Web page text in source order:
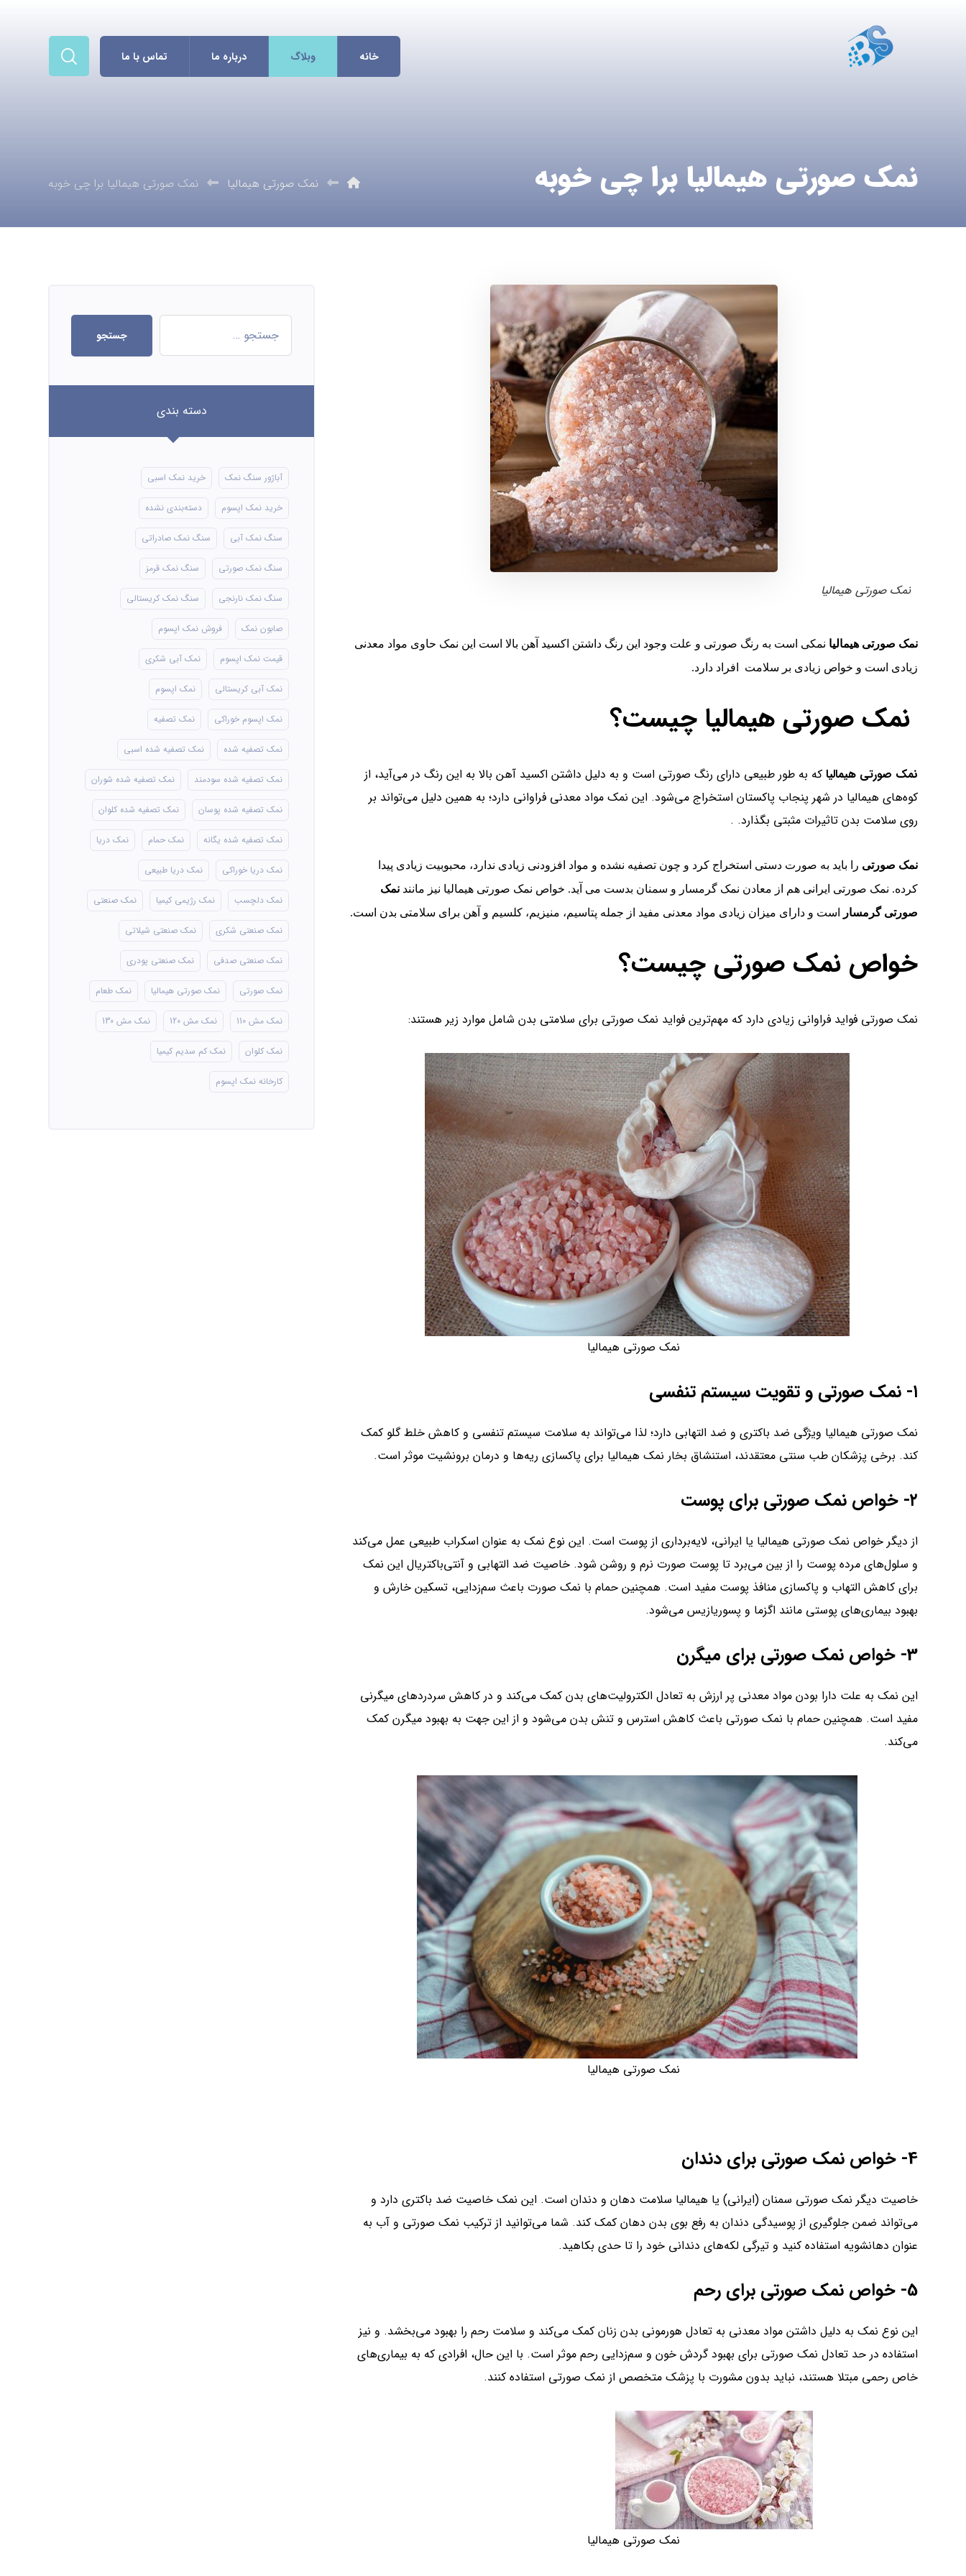
خانه وبلاگ درباره ما تماس با ما
نمک صورتی هیمالیا برا چی خوبه نمک صورتی هیمالیا نمک صورتی هیمالیا برا چی خوبه
نمک صورتی هیمالیا
نمک صورتی هیمالیا نمکی است به رنگ صورتی و علت وجود این رنگ داشتن اکسید آهن بالا است این نمک حاوی مواد معدنی
زیادی است و خواص زیادی بر سلامت افراد دارد.
نمک صورتی هیمالیا چیست؟
نمک صورتی هیمالیا که به طور طبیعی دارای رنگ صورتی است و به دلیل داشتن اکسید آهن بالا به این رنگ در می‌آید، از
کوه‌های هیمالیا در شهر پنجاب پاکستان استخراج می‌شود. این نمک مواد معدنی فراوانی دارد؛ به همین دلیل می‌تواند بر
روی سلامت بدن تاثیرات مثبتی بگذارد. .
نمک صورتی را باید به صورت دستی استخراج کرد و چون تصفیه نشده و مواد افزودنی زیادی ندارد، محبوبیت زیادی پیدا
کرده. نمک صورتی ایرانی هم از معادن نمک گرمسار و سمنان بدست می آید. خواص نمک صورتی هیمالیا نیز مانندنمک
صورتی گرمسار
است و دارای میزان زیادی مواد معدنی مفید از جمله پتاسیم، منیزیم، کلسیم و آهن برای سلامتی بدن است.
خواص نمک صورتی چیست؟
نمک صورتی فواید فراوانی زیادی دارد که مهم‌ترین فواید نمک صورتی برای سلامتی بدن شامل موارد زیر هستند:
نمک صورتی هیمالیا
۱- نمک صورتی و تقویت سیستم تنفسی
نمک صورتی هیمالیا ویژگی ضد باکتری و ضد التهابی دارد؛ لذا می‌تواند به سلامت سیستم تنفسی و کاهش خلط گلو کمک
کند. برخی پزشکان طب سنتی معتقدند، استنشاق بخار نمک هیمالیا برای پاکسازی ریه‌ها و درمان برونشیت موثر است.
۲- خواص نمک صورتی برای پوست
از دیگر خواص نمک صورتی هیمالیا یا ایرانی، لایه‌برداری از پوست است. این نوع نمک به عنوان اسکراب طبیعی عمل می‌کند
و سلول‌های مرده پوست را از بین می‌برد تا پوست صورت نرم و روشن شود. خاصیت ضد التهابی و آنتی‌باکتریال این نمک
برای کاهش التهاب و پاکسازی منافذ پوست مفید است. همچنین حمام با نمک صورت باعث سم‌زدایی، تسکین خارش و
بهبود بیماری‌های پوستی مانند اگزما و پسوریازیس می‌شود.
3- خواص نمک صورتی برای میگرن
این نمک به علت دارا بودن مواد معدنی پر ارزش به تعادل الکترولیت‌های بدن کمک می‌کند و در کاهش سردردهای میگرنی
مفید است. همچنین حمام با نمک صورتی باعث کاهش استرس و تنش بدن می‌شود و از این جهت به بهبود میگرن کمک
می‌کند.
نمک صورتی هیمالیا
4- خواص نمک صورتی برای دندان
خاصیت دیگر نمک صورتی سمنان (ایرانی) یا هیمالیا سلامت دهان و دندان است. این نمک خاصیت ضد باکتری دارد و
می‌تواند ضمن جلوگیری از پوسیدگی دندان به رفع بوی بدن دهان کمک کند. شما می‌توانید از ترکیب نمک صورتی و آب به
عنوان دهانشویه استفاده کنید و تیرگی لکه‌های دندانی خود را تا حدی بکاهید.
5- خواص نمک صورتی برای رحم
این نوع نمک به دلیل داشتن مواد معدنی به تعادل هورمونی بدن زنان کمک می‌کند و سلامت رحم را بهبود می‌بخشد. و نیز
استفاده در حد تعادل نمک صورتی برای بهبود گردش خون و سم‌زدایی رحم موثر است. با این حال، افرادی که به بیماری‌های
خاص رحمی مبتلا هستند، نباید بدون مشورت با پزشک متخصص از نمک صورتی استفاده کنند.
نمک صورتی هیمالیا
جستجو
دسته بندی
آباژور سنگ نمک خرید نمک اسبی
خرید نمک اپسوم دسته‌بندی نشده
سنگ نمک آبی سنگ نمک صادراتی
سنگ نمک صورتی سنگ نمک قرمز
سنگ نمک نارنجی سنگ نمک کریستالی
صابون نمک فروش نمک اپسوم
قیمت نمک اپسوم نمک آبی شکری
نمک آبی کریستالی نمک اپسوم
نمک اپسوم خوراکی نمک تصفیه
نمک تصفیه شده نمک تصفیه شده اسبی
نمک تصفیه شده سودمند نمک تصفیه شده شوران
نمک تصفیه شده پوسان نمک تصفیه شده کلوان
نمک تصفیه شده یگانه نمک حمام نمک دریا
نمک دریا خوراکی نمک دریا طبیعی
نمک دلچسب نمک رژیمی کیمیا نمک صنعتی
نمک صنعتی شکری نمک صنعتی شیلاتی
نمک صنعتی صدفی نمک صنعتی پودری
نمک صورتی نمک صورتی هیمالیا نمک طعام
نمک مش 110 نمک مش 120 نمک مش 130
نمک کلوان نمک کم سدیم کیمیا
کارخانه نمک اپسوم